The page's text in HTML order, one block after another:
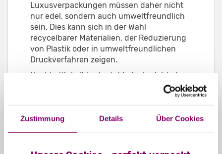
Zustimmung Details Über Cookies
Luxusverpackungen müssen daher nicht
nur edel, sondern auch umweltfreundlich
sein. Dies kann sich in der Wahl
recycelbarer Materialien, der Reduzierung
von Plastik oder in umweltfreundlichen
Druckverfahren zeigen.
Nachhaltigkeit bedeutet jedoch nicht, dass
beweisen, dass sich umweltfreundliche
Verpackungen und hochwertiges Design
nicht ausschließen. Im Gegenteil: Die
Luxusschafft Vertrauen und spricht eine